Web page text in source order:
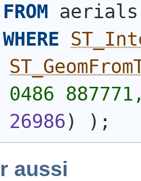
FROM
WHERE
0486
26986 ) ) ;
aussi